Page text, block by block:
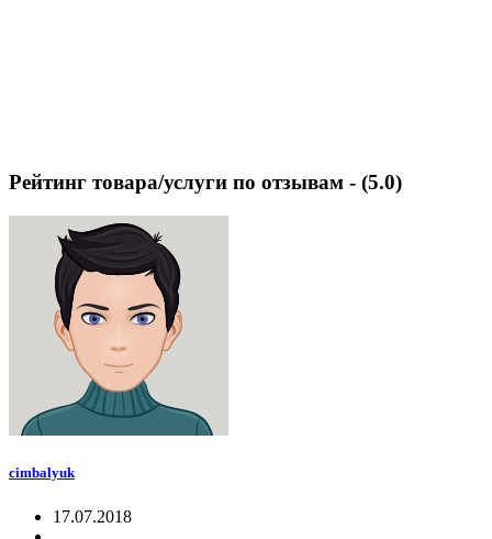
Рейтинг товара/услуги по отзывам - (5.0)
cimbalyuk
17.07.2018